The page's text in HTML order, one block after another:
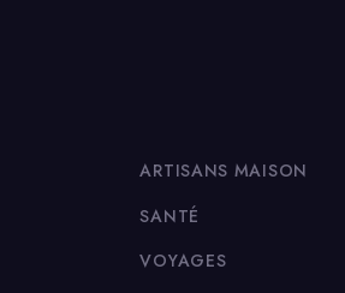
ARTISANS MAISON
SANTÉ
VOYAGES